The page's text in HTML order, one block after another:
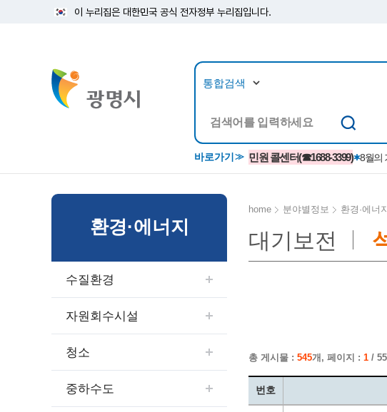
이 누리집은 대한민국 공식 전자정부 누리집입니다.
바로가기 민원 콜센터(☎1688-3399) 8월의
뉴스/정보공개
고시/공고/입법예고
행사ㆍ축제
보도자료
보도자료(2021.4월이전)
소식지/카카오톡플러
반상회보
민원/참여
종합민원실 안내도
종합민원상담센터
민원상담전화
어디서나 민원
민원 제증명 수수료 면제사항
행정처리기준편람
민원조정제도
사전심사청구제
구술 및 전화민원
교육정보
평생학습원
광명일자리센터
취업지원 프로그램 운영
지역맞춤형 일자리 창
단원소개
예술/공연단체
영화상영관 현황
출판사 및 인쇄소 현황
환경·에너지
수질환경
자원회수시설
청소
중하수도
home 분야별정보 환경·에너
대기보전
총 게시물 : 545개, 페이지 : 1 / 55
번호